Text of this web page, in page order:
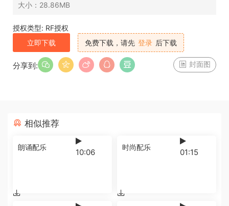
大小： 28.86MB
授权类型: RF授权
免费下载，请先 登录 后下载
立即下载
分享到: 封面图
相似推荐
朗诵配乐
10:06
时尚配乐
01:15